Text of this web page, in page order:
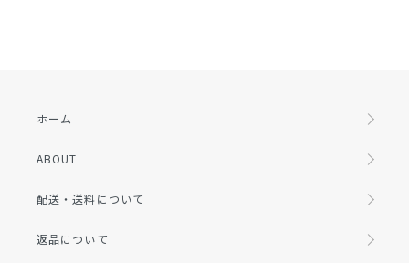
ホーム
ABOUT
配送・送料について
返品について